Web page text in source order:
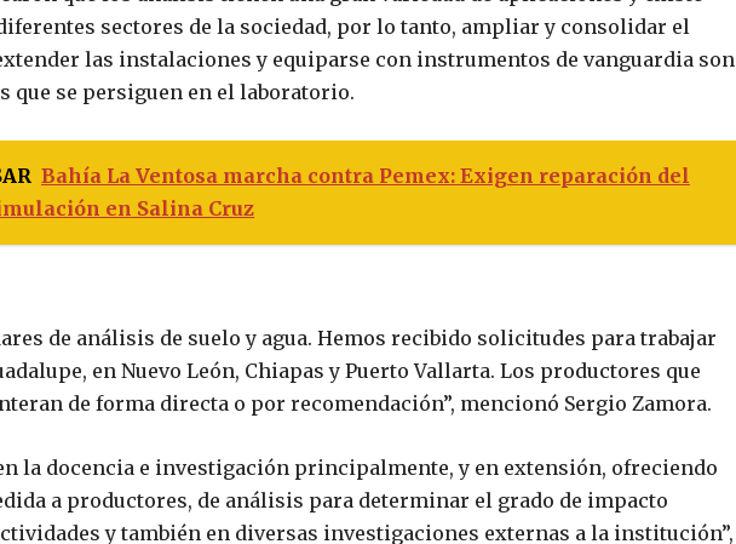
sectores de la sociedad, por lo tanto, ampliar y consolidar el
las instalaciones y equiparse con instrumentos de vanguardia son
que se persiguen en el laboratorio.
Bahía La Ventosa marcha contra Pemex: Exigen reparación del
en Salina Cruz
de análisis de suelo y agua. Hemos recibido solicitudes para trabajar
en Nuevo León, Chiapas y Puerto Vallarta. Los productores que
de forma directa o por recomendación”, mencionó Sergio Zamora.
la docencia e investigación principalmente, y en extensión, ofreciendo
a productores, de análisis para determinar el grado de impacto
y también en diversas investigaciones externas a la institución”,